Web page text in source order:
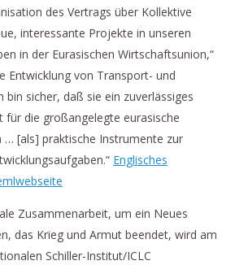
des Vertrags über Kollektive
interessante Projekte in unseren
in der Eurasischen Wirtschaftsunion,“
Entwicklung von Transport- und
bin sicher, daß sie ein zuverlässiges
für die großangelegte eurasische
… [als] praktische Instrumente zur
Englisches
Zusammenarbeit, um ein Neues
das Krieg und Armut beendet, wird am
Schiller-Institut/ICLC